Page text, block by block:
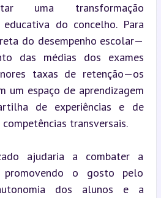
uma transformação
do concelho. Para
do desempenho escolar—
das médias dos exames
taxas de retenção—os
um espaço de aprendizagem
de experiências e de
transversais.
ajudaria a combater a
promovendo o gosto pelo
dos alunos e a